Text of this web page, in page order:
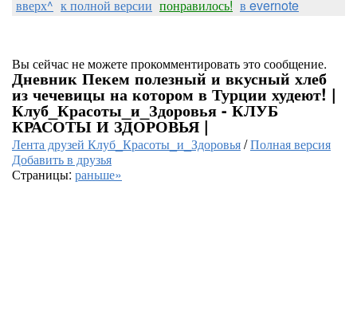
вверх^ к полной версии понравилось! в evernote
Вы сейчас не можете прокомментировать это сообщение.
Дневник Пекем полезный и вкусный хлеб
из чечевицы на котором в Турции худеют! |
Клуб_Красоты_и_Здоровья - КЛУБ
КРАСОТЫ И ЗДОРОВЬЯ |
Лента друзей Клуб_Красоты_и_Здоровья/Полная версия
Добавить в друзья
Страницы: раньше»